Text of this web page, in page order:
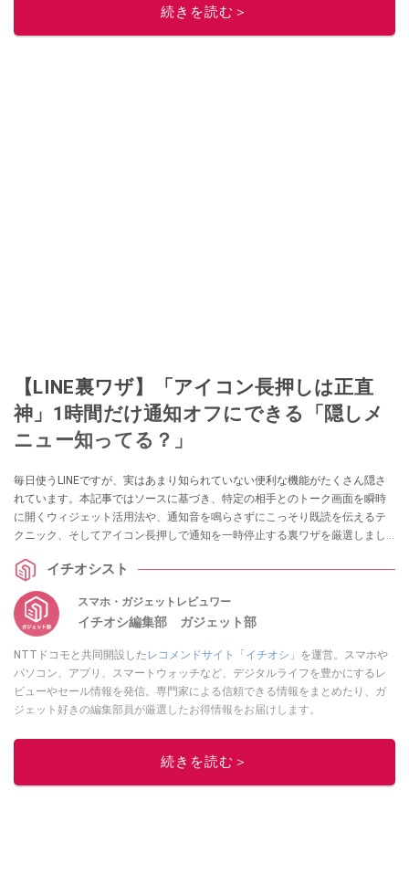
続きを読む＞
【LINE裏ワザ】「アイコン長押しは正直
神」1時間だけ通知オフにできる「隠しメ
ニュー知ってる？」
毎日使うLINEですが、実はあまり知られていない便利な機能がたくさん隠さ
れています。本記事ではソースに基づき、特定の相手とのトーク画面を瞬時
に開くウィジェット活用法や、通知音を鳴らさずにこっそり既読を伝えるテ
クニック、そしてアイコン長押しで通知を一時停止する裏ワザを厳選しまし
てください。イチオシスト
スマホ・ガジェットレビュワー
イチオシ編集部 ガジェット部
NTTドコモと共同開設した レコメンドサイト「イチオシ」 を運営。スマホや
パソコン、アプリ、スマートウォッチなど、デジタルライフを豊かにするレ
ビューやセール情報を発信。専門家による信頼できる情報をまとめたり、ガ
ジェット好きの編集部員が厳選したお得情報をお届けします。
このイチオシストの他の記事を読む
続きを読む＞